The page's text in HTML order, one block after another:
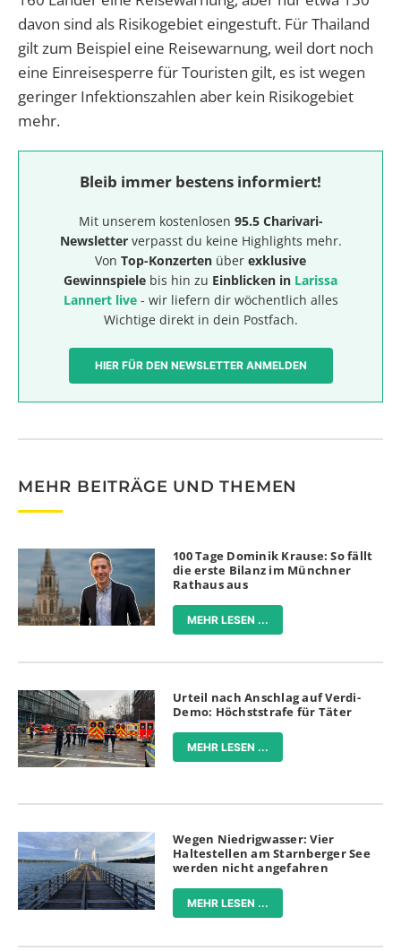
davon sind als Risikogebiet eingestuft. Für Thailand
gilt zum Beispiel eine Reisewarnung, weil dort noch
eine Einreisesperre für Touristen gilt, es ist wegen
geringer Infektionszahlen aber kein Risikogebiet
mehr.
Bleib immer bestens informiert!
Mit unserem kostenlosen 95.5 Charivari-
Newsletterverpasst du keine Highlights mehr.
Von Top-Konzerten über exklusive
Gewinnspiele bis hin zu Einblicken in Larissa
Lannert live- wir liefern dir wöchentlich alles
Wichtige direkt in dein Postfach.
HIER FÜR DEN NEWSLETTER ANMELDEN
MEHR BEITRÄGE UND THEMEN
100 Tage Dominik Krause: So fällt
die erste Bilanz im Münchner
Rathaus aus
MEHR LESEN ...
Urteil nach Anschlag auf Verdi-
Demo: Höchststrafe für Täter
MEHR LESEN ...
Wegen Niedrigwasser: Vier
Haltestellen am Starnberger See
werden nicht angefahren
MEHR LESEN ...